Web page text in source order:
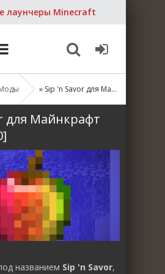
лаунчеры Minecraft
» Sip 'n Savor для Майнкрафт [1.20.1, 1.20]
для Майнкрафт
названием Sip 'n Savor,